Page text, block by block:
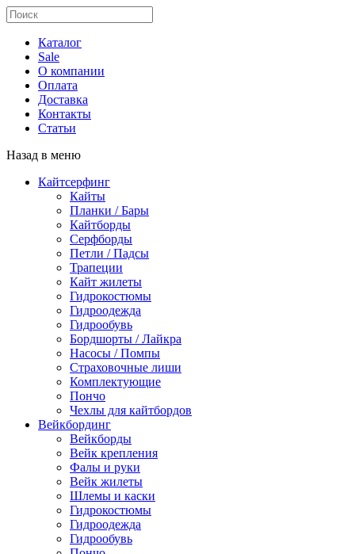
Каталог
Sale
О компании
Оплата
Доставка
Контакты
Статьи
Назад в меню
Кайтсерфинг
Кайты
Планки / Бары
Кайтборды
Серфборды
Петли / Падсы
Трапеции
Кайт жилеты
Гидрокостюмы
Гидроодежда
Гидрообувь
Бордшорты / Лайкра
Насосы / Помпы
Страховочные лиши
Комплектующие
Пончо
Чехлы для кайтбордов
Вейкбординг
Вейкборды
Вейк крепления
Фалы и руки
Вейк жилеты
Шлемы и каски
Гидрокостюмы
Гидроодежда
Гидрообувь